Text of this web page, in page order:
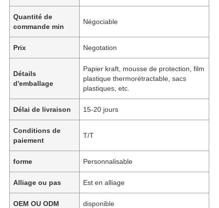
Quantité de
commande min
Négociable
Prix Negotation
Détails
d'emballage
Papier kraft, mousse de protection, film
plastique thermorétractable, sacs
plastiques, etc.
Délai de livraison 15-20 jours
Conditions de
paiement
T/T
forme Personnalisable
Alliage ou pas Est en alliage
OEM OU ODM disponible